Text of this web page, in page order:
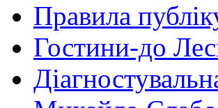
Правила
Гостини-до